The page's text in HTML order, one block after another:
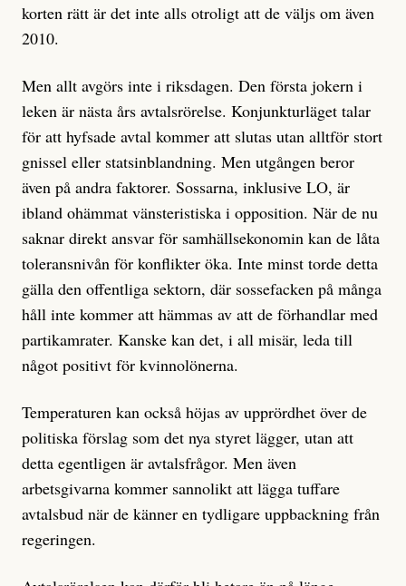
korten rätt är det inte alls otroligt att de väljs om även
2010.
Men allt avgörs inte i riksdagen. Den första jokern i
leken är nästa års avtalsrörelse. Konjunkturläget talar
för att hyfsade avtal kommer att slutas utan alltför stort
gnissel eller statsinblandning. Men utgången beror
även på andra faktorer. Sossarna, inklusive LO, är
ibland ohämmat vänsteristiska i opposition. När de nu
saknar direkt ansvar för samhällsekonomin kan de låta
toleransnivån för konflikter öka. Inte minst torde detta
gälla den offentliga sektorn, där sossefacken på många
håll inte kommer att hämmas av att de förhandlar med
partikamrater. Kanske kan det, i all misär, leda till
något positivt för kvinnolönerna.
Temperaturen kan också höjas av upprördhet över de
politiska förslag som det nya styret lägger, utan att
detta egentligen är avtalsfrågor. Men även
arbetsgivarna kommer sannolikt att lägga tuffare
avtalsbud när de känner en tydligare uppbackning från
regeringen.